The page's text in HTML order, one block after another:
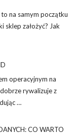
na samym początku
założyć? Jak
operacyjnym na
rywalizuje z
…
CO WARTO